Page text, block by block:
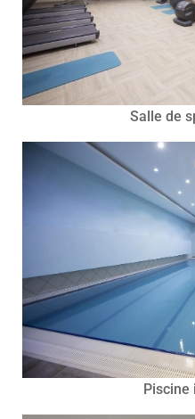
Salle de